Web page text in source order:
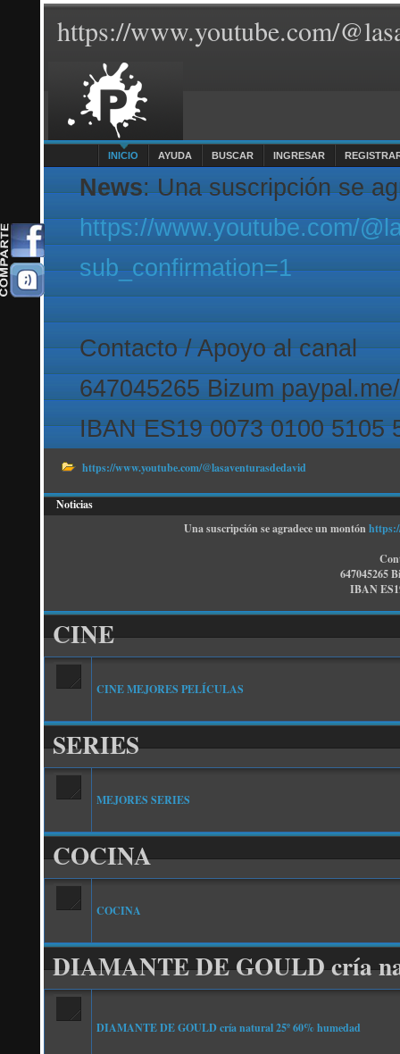
https://www.youtube.com/
INICIO AYUDA BUSCAR INGRESAR
News: Una suscripción se
https://www.youtube.com/
sub_confirmation=1
Contacto / Apoyo al canal
647045265 Bizum
IBAN ES19 0073 0100 5105
https://www.youtube.com/@lasaventurasdedavid
Noticias
Una suscripción se agradece un montón
647045265
IBAN
CINE
CINE MEJORES PELÍCULAS
SERIES
MEJORES SERIES
COCINA
COCINA
DIAMANTE DE GOULD cría
DIAMANTE DE GOULD cría natural 25º 60% humedad